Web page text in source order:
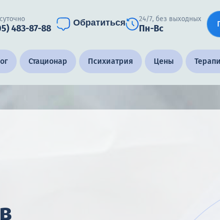
483-87-88
Обратиться 24/7, без выходных
Пн-Вс
Стационар Психиатрия Цены